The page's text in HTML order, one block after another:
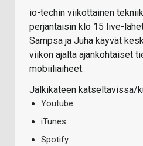
io-techin viikottainen
perjantaisin klo 15 live-
Sampsa ja Juha käyvät
viikon ajalta ajankohtaiset
mobiiliaiheet.
Jälkikäteen katseltavissa/
Youtube
iTunes
Spotify